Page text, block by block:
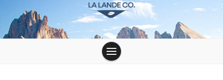
la-lande-du-